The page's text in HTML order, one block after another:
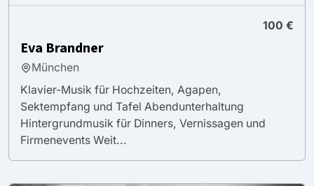
100 €
Eva Brandner
München
Klavier-Musik für Hochzeiten, Agapen,
Sektempfang und Tafel Abendunterhaltung
Hintergrundmusik für Dinners, Vernissagen und
Firmenevents Weit...